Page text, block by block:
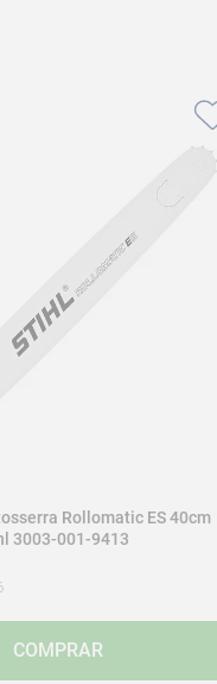
Rollomatic ES 40cm
3003-001-9413
COMPRAR